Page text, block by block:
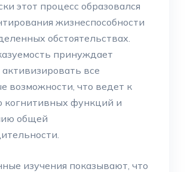
этот процесс образовался
жизнеспособности
обстоятельствах.
принуждает
все
возможности, что ведет к
когнитивных функций и
общей
изучения показывают, что